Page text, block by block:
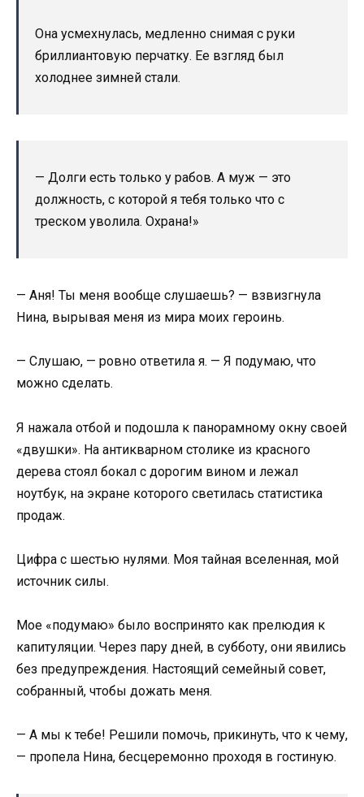
Она усмехнулась, медленно снимая с руки
бриллиантовую перчатку. Ее взгляд был
холоднее зимней стали.
— Долги есть только у рабов. А муж — это
должность, с которой я тебя только что с
треском уволила. Охрана!»
— Аня! Ты меня вообще слушаешь? — взвизгнула
Нина, вырывая меня из мира моих героинь.
— Слушаю, — ровно ответила я. — Я подумаю, что
можно сделать.
Я нажала отбой и подошла к панорамному окну своей
«двушки». На антикварном столике из красного
дерева стоял бокал с дорогим вином и лежал
ноутбук, на экране которого светилась статистика
продаж.
Цифра с шестью нулями. Моя тайная вселенная, мой
источник силы.
Мое «подумаю» было воспринято как прелюдия к
капитуляции. Через пару дней, в субботу, они явились
без предупреждения. Настоящий семейный совет,
собранный, чтобы дожать меня.
— А мы к тебе! Решили помочь, прикинуть, что к чему,
— пропела Нина, бесцеремонно проходя в гостиную.